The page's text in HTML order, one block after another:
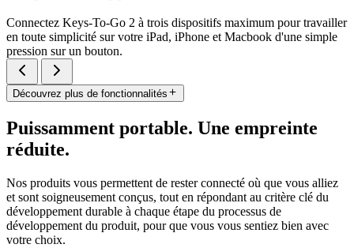
Connectez Keys-To-Go 2 à trois dispositifs maximum pour travailler
en toute simplicité sur votre iPad, iPhone et Macbook d'une simple
pression sur un bouton.
Découvrez plus de fonctionnalités
Puissamment portable. Une empreinte
réduite.
Nos produits vous permettent de rester connecté où que vous alliez
et sont soigneusement conçus, tout en répondant au critère clé du
développement durable à chaque étape du processus de
développement du produit, pour que vous vous sentiez bien avec
votre choix.